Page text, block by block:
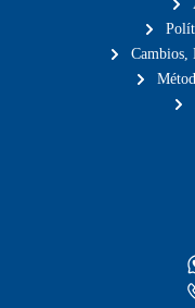
Cambios,